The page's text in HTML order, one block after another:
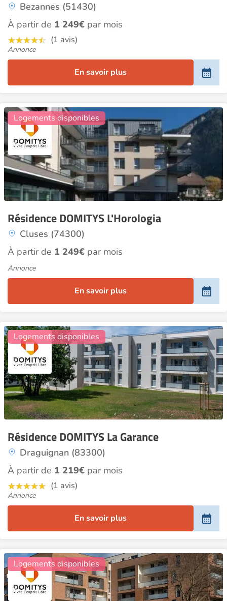
Bezannes (51430)
À partir de 1 249€ par mois
(1 avis)
Annonce
En savoir plus
Résidence DOMITYS L'Horologia
Cluses (74300)
Logements disponibles
À partir de 1 249€ par mois
Annonce
En savoir plus
Résidence DOMITYS La Garance
Draguignan (83300)
Logements disponibles
À partir de 1 219€ par mois
(1 avis)
Annonce
En savoir plus
Logements disponibles